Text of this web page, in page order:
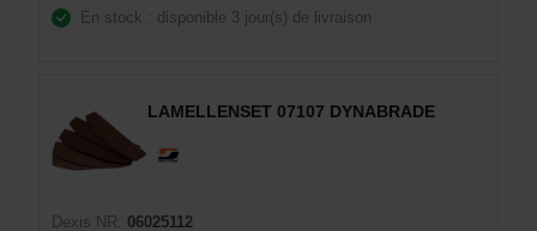
En stock : disponible 3 jour(s) de livraison
LAMELLENSET 07107 DYNABRADE
Dexis NR:
06025112